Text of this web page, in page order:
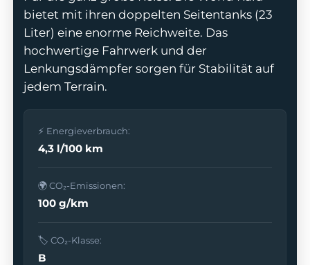
bietet mit ihren doppelten Seitentanks (23
Liter) eine enorme Reichweite. Das
hochwertige Fahrwerk und der
Lenkungsdämpfer sorgen für Stabilität auf
jedem Terrain.
⚡ Energieverbrauch:
4,3 l/100 km
🌍 CO₂-Emissionen:
100 g/km
🏷️ CO₂-Klasse:
B